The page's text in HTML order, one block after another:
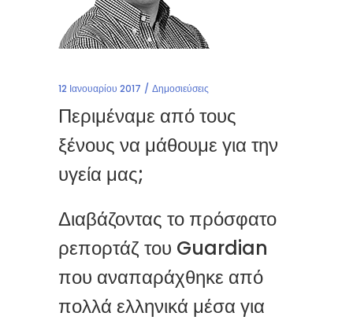
12 Ιανουαρίου 2017 Δημοσιεύσεις
Περιμέναμε από τους
ξένους να μάθουμε για την
υγεία μας;
Διαβάζοντας το πρόσφατο
ρεπορτάζ του Guardian
που αναπαράχθηκε από
πολλά ελληνικά μέσα για